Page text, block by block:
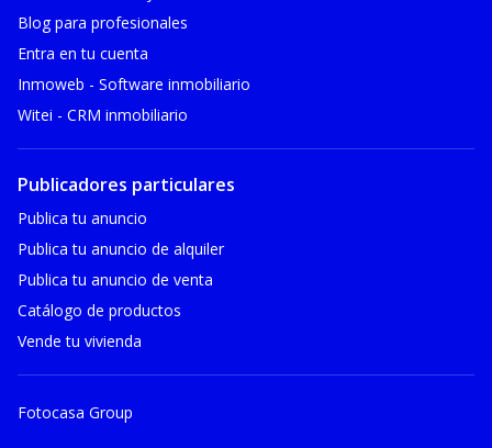
Blog para profesionales
Entra en tu cuenta
Inmoweb - Software inmobiliario
Witei - CRM inmobiliario
Publicadores particulares
Publica tu anuncio
Publica tu anuncio de alquiler
Publica tu anuncio de venta
Catálogo de productos
Vende tu vivienda
Fotocasa Group